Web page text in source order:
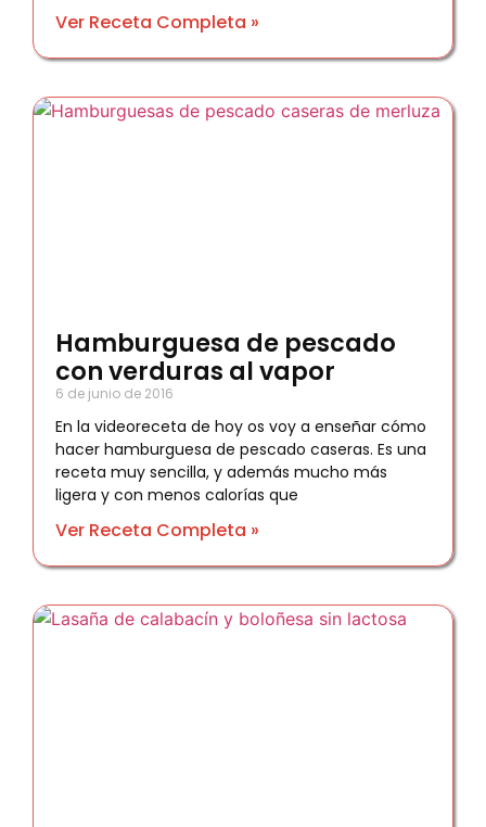
Ver Receta Completa »
Hamburguesa de pescado
con verduras al vapor
6 de junio de 2016
En la videoreceta de hoy os voy a enseñar cómo
hacer hamburguesa de pescado caseras. Es una
receta muy sencilla, y además mucho más
ligera y con menos calorías que
Ver Receta Completa »